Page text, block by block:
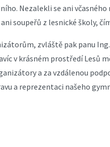
Nezalekli se ani
ani soupeřů z lesnické školy,
zvláště pak panu
v krásném prostředí Lesů
a za vzdálenou
a reprezentaci našeho